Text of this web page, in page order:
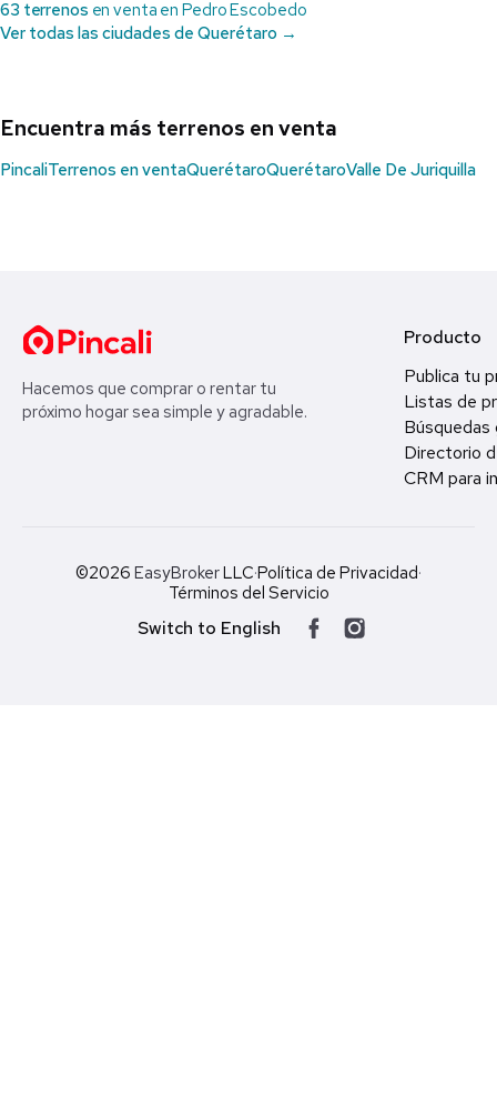
63 terrenos en venta en Pedro Escobedo
Ver todas las ciudades de Querétaro →
Encuentra más terrenos en venta
PincaliTerrenos en ventaQuerétaroQuerétaroValle De Juriquilla
Hacemos que comprar o rentar tu
próximo hogar sea simple y agradable.
Producto
Publica tu
Listas de
Búsquedas
Directorio
CRM para
©2026 EasyBrokerLLC·Política de Privacidad·
Términos del Servicio
Switch to English